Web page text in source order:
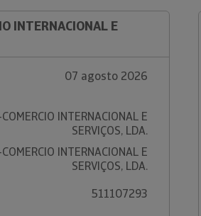
INTERNACIONAL E
07 agosto 2026
INTERNACIONAL E
SERVIÇOS, LDA.
INTERNACIONAL E
SERVIÇOS, LDA.
511107293